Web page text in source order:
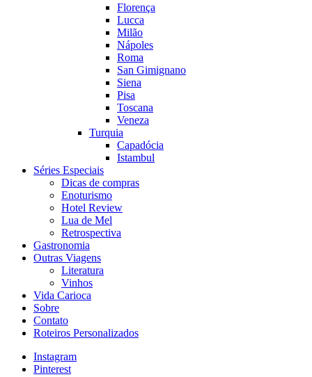
Florença
Lucca
Milão
Nápoles
Roma
San Gimignano
Siena
Pisa
Toscana
Veneza
Turquia
Capadócia
Istambul
Séries Especiais
Dicas de compras
Enoturismo
Hotel Review
Lua de Mel
Retrospectiva
Gastronomia
Outras Viagens
Literatura
Vinhos
Vida Carioca
Sobre
Contato
Roteiros Personalizados
Instagram
Pinterest